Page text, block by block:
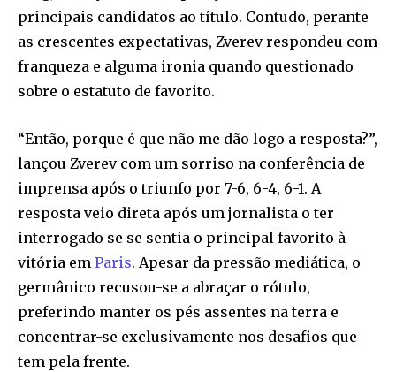
principais candidatos ao título. Contudo, perante
as crescentes expectativas, Zverev respondeu com
franqueza e alguma ironia quando questionado
sobre o estatuto de favorito.
“Então, porque é que não me dão logo a resposta?”,
lançou Zverev com um sorriso na conferência de
imprensa após o triunfo por 7-6, 6-4, 6-1. A
resposta veio direta após um jornalista o ter
interrogado se se sentia o principal favorito à
vitória em Paris. Apesar da pressão mediática, o
germânico recusou-se a abraçar o rótulo,
preferindo manter os pés assentes na terra e
concentrar-se exclusivamente nos desafios que
tem pela frente.